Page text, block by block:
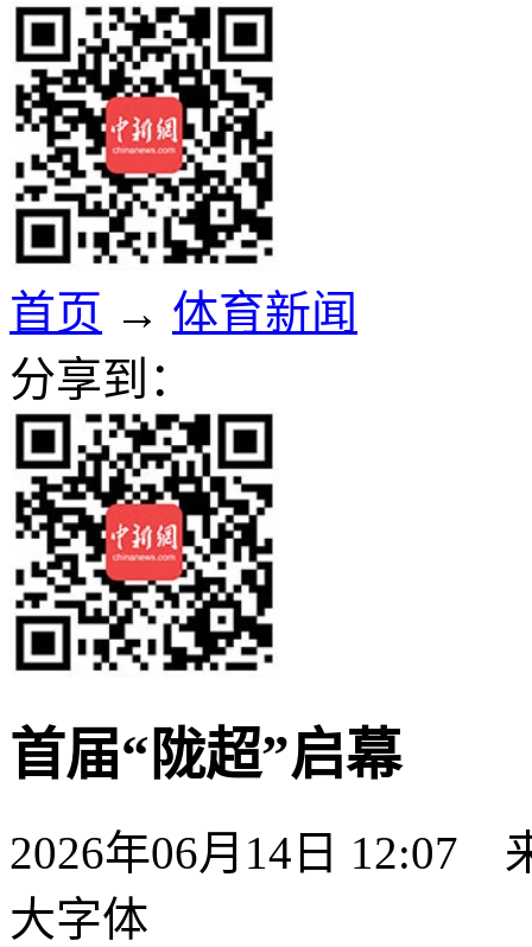
首页 → 体育新闻
分享到：
首届“陇超”启幕
2026年06月14日 12:07
大字体